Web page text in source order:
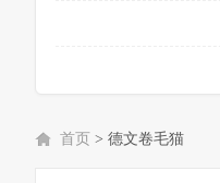
首页 > 德文卷毛猫